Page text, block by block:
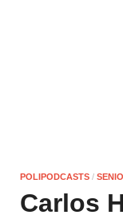
POLIPODCASTS /
Carlos